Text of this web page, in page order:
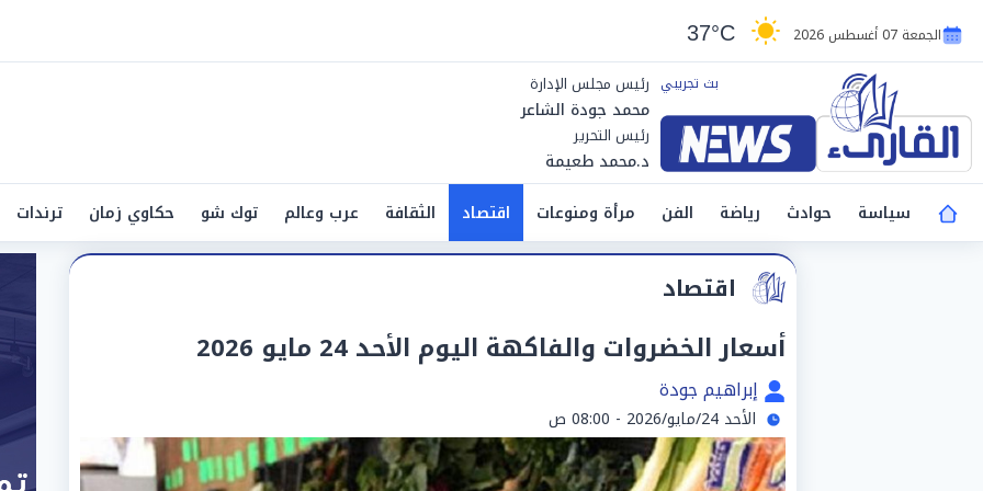
الجمعة 07 أغسطس 2026 37°C
رئيس مجلس الإدارة
محمد جودة الشاعر
رئيس التحرير
د.محمد طعيمة
سياسة
حوادث رياضة الفن مرأة ومنوعات اقتصاد الثقافة عرب وعالم توك شو حكاوي زمان ترندات
اقتصاد
أسعار الخضروات والفاكهة اليوم الأحد 24 مايو 2026
إبراهيم جودة
الأحد 24/مايو/2026 - 08:00 ص